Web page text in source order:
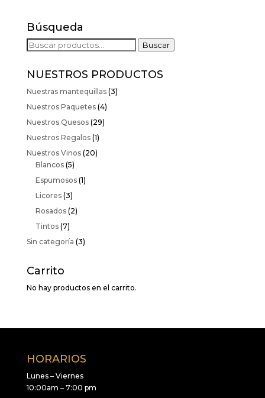
Búsqueda
Buscar
Buscar
NUESTROS PRODUCTOS
Nuestras mantequillas (3)
Nuestros Paquetes (4)
Nuestros Quesos (29)
Nuestros Regalos (1)
Nuestros Vinos (20)
Blancos (5)
Espumosos (1)
Licores (3)
Rosados (2)
Tintos (7)
Sin categoría (3)
Carrito
No hay productos en el carrito.
HORARIOS
Lunes – Viernes
10:00am – 7:00 pm